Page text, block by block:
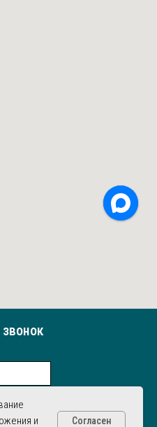
и
Согласен